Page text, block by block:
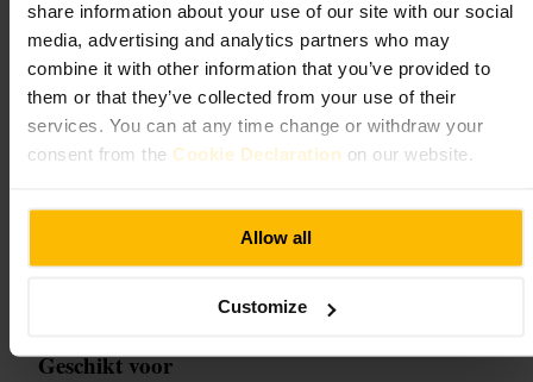
share information about your use of our site with our social
media, advertising and analytics partners who may
combine it with other information that you’ve provided to
them or that they’ve collected from your use of their
services. You can at any time change or withdraw your
consent from the Cookie Declaration on our website.
Allow all
Customize
Ten Health & Fitness King's Cross
Sport en recreatie•Sportschool en studio
4,6
“Train centraal, efficiënt en zonder gedoe”
Geschikt voor